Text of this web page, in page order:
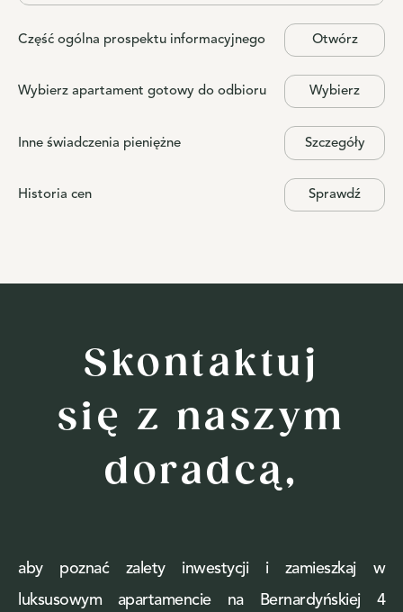
Część ogólna prospektu informacyjnego Otwórz
Wybierz apartament gotowy do odbioru Wybierz
Inne świadczenia pieniężne Szczegóły
Historia cen Sprawdź
Skontaktuj
się z naszym
doradcą,
aby poznać zalety inwestycji i zamieszkaj w
luksusowym apartamencie na Bernardyńskiej 4